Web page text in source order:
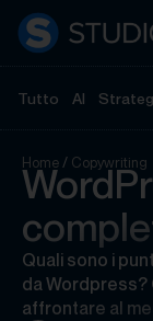
Tutto AI
Home/ Copywriting
Quali sono i
da Wordpress?
affrontare al